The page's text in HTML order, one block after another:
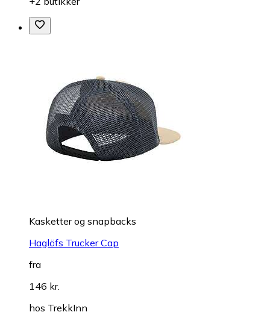
Kasketter og snapbacks
Haglöfs Trucker Cap
fra
146 kr.
hos TrekkInn